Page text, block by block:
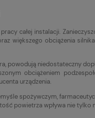
całej instalacji.
większego obciążenia
powodują niedostateczny
obciążeniem
urządzenia.
spożywczym,
powietrza wpływa nie tylko